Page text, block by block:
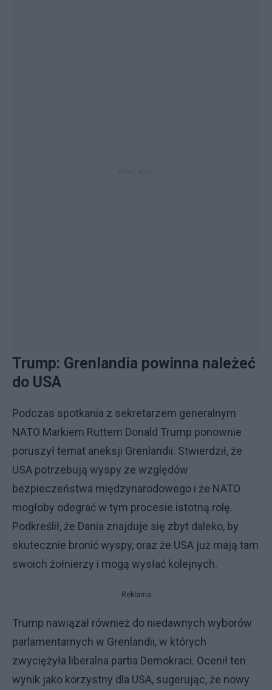
Trump: Grenlandia powinna należeć
do USA
Podczas spotkania z sekretarzem generalnym
NATO Markiem Ruttem Donald Trump ponownie
poruszył temat aneksji Grenlandii. Stwierdził, że
USA potrzebują wyspy ze względów
bezpieczeństwa międzynarodowego i że NATO
mogłoby odegrać w tym procesie istotną rolę.
Podkreślił, że Dania znajduje się zbyt daleko, by
skutecznie bronić wyspy, oraz że USA już mają tam
swoich żołnierzy i mogą wysłać kolejnych.
Reklama
Trump nawiązał również do niedawnych wyborów
parlamentarnych w Grenlandii, w których
zwyciężyła liberalna partia Demokraci. Ocenił ten
wynik jako korzystny dla USA, sugerując, że nowy